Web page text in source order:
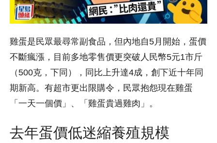
雞蛋是民眾最尋常副食品，但內地自5月開始，蛋價
不斷瘋漲，目前多地零售價更突破人民幣5元1市斤
（500克，下同），同比上升達4成，創下近十年同
期新高。有超市更出限購令，民眾抱怨現在雞蛋
「一天一個價」、「雞蛋貴過雞肉」。
去年蛋價低迷縮養殖規模